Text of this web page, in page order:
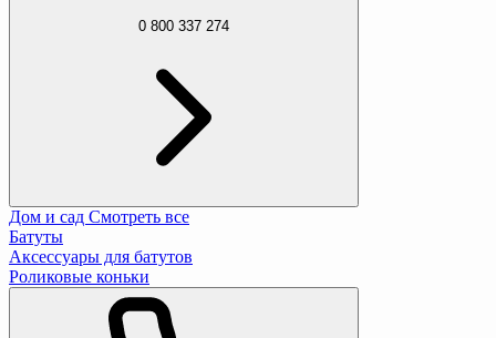
0 800 337 274
Дом и сад Смотреть все
Батуты
Аксессуары для батутов
Роликовые коньки